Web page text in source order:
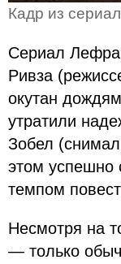
Кадр из
Сериал
Ривза
окутан
утратили
Зобел
этом успешно
темпом
Несмотря на
— только